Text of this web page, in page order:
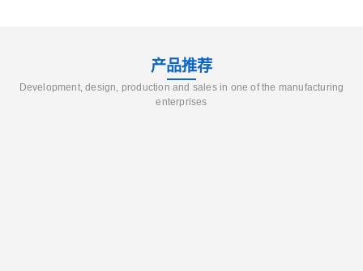
产品推荐
Development, design, production and sales in one of the manufacturing
enterprises